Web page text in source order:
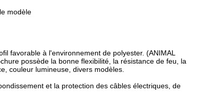
modèle
favorable à l'environnement de polyester. (ANIMAL
possède la bonne flexibilité, la résistance de feu, la
couleur lumineuse, divers modèles.
et la protection des câbles électriques, de